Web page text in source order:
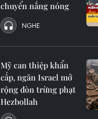
chuyển nắng nóng
NGHE
Mỹ can thiệp khẩn
cấp, ngăn Israel mở
rộng đòn trừng phạt
Hezbollah